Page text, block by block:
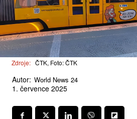
Zdroje: ČTK, Foto: ČTK
Autor: World News 24
1. července 2025